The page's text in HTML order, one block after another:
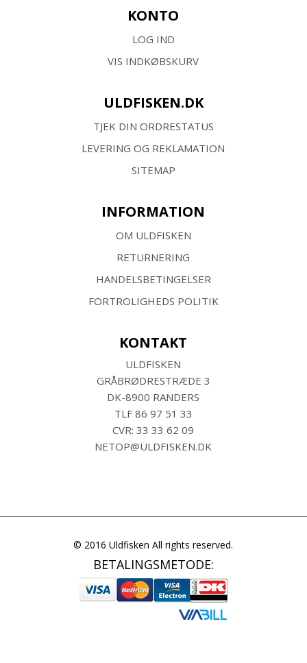
KONTO
LOG IND
VIS INDKØBSKURV
ULDFISKEN.DK
TJEK DIN ORDRESTATUS
LEVERING OG REKLAMATION
SITEMAP
INFORMATION
OM ULDFISKEN
RETURNERING
HANDELSBETINGELSER
FORTROLIGHEDS POLITIK
KONTAKT
ULDFISKEN
GRÅBRØDRESTRÆDE 3
DK-8900 RANDERS
TLF 86 97 51 33
CVR: 33 33 62 09
NETOP@ULDFISKEN.DK
© 2016 Uldfisken All rights reserved.
BETALINGSMETODE: